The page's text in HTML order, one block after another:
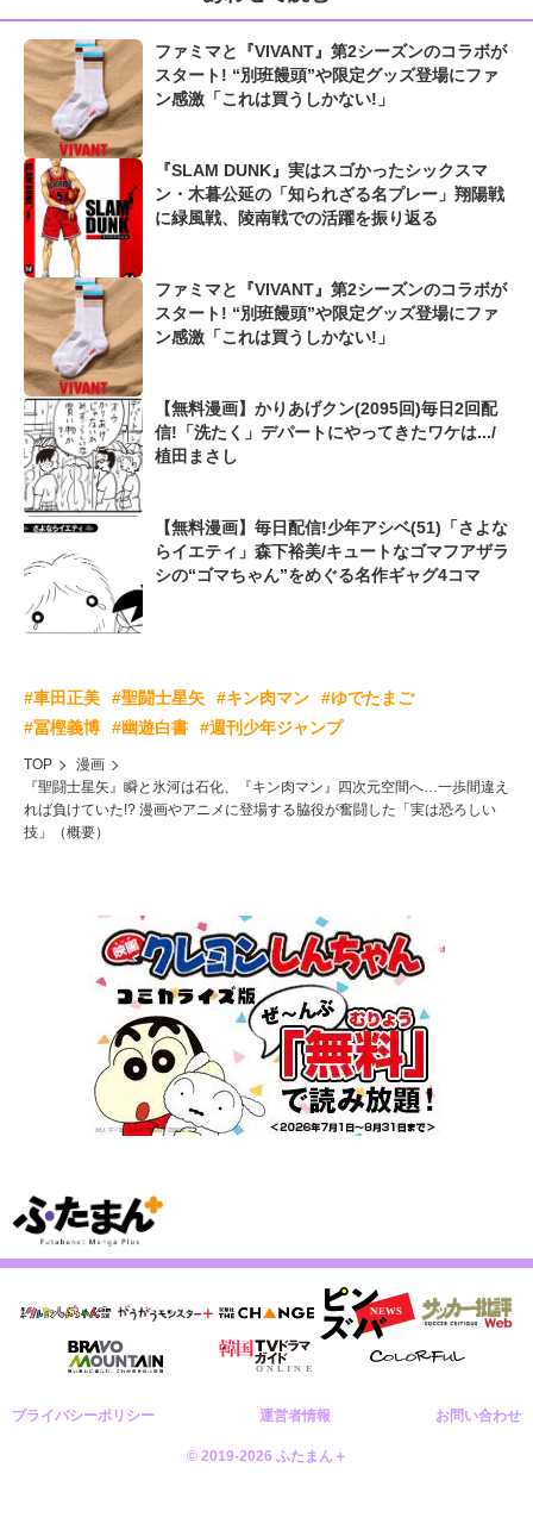
ファミマと『VIVANT』第2シーズンのコラボが
スタート! “別班饅頭”や限定グッズ登場にファ
ン感激「これは買うしかない!」
『SLAM DUNK』実はスゴかったシックスマ
ン・木暮公延の「知られざる名プレー」翔陽戦
に緑風戦、陵南戦での活躍を振り返る
ファミマと『VIVANT』第2シーズンのコラボが
スタート! “別班饅頭”や限定グッズ登場にファ
ン感激「これは買うしかない!」
【無料漫画】かりあげクン(2095回)毎日2回配
信!「洗たく」デパートにやってきたワケは.../
植田まさし
【無料漫画】毎日配信!少年アシベ(51)「さよな
らイエティ」森下裕美/キュートなゴマフアザラ
シの“ゴマちゃん”をめぐる名作ギャグ4コマ
#車田正美 #聖闘士星矢 #キン肉マン
#ゆでたまご
#冨樫義博
#幽遊白書 #週刊少年ジャンプ
TOP
漫画
『聖闘士星矢』瞬と氷河は石化、『キン肉マン』四次元空間へ…一歩間違え
れば負けていた!? 漫画やアニメに登場する脇役が奮闘した「実は恐ろしい
技」（概要）
プライバシーポリシー 運営者情報 お問い合わせ
© 2019-2026 ふたまん＋